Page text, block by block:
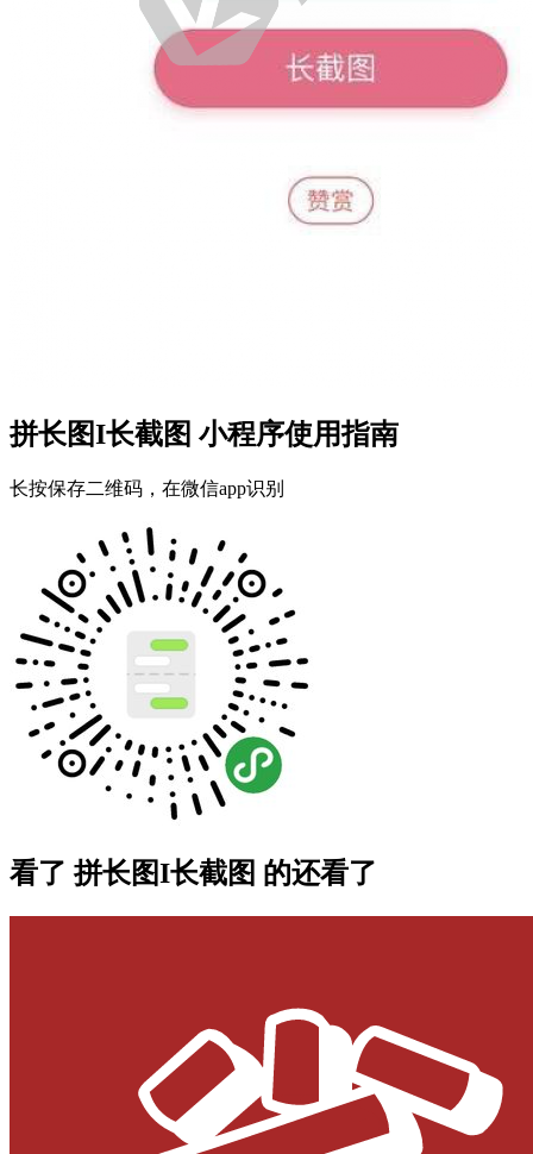
拼长图I长截图 小程序使用指南
长按保存二维码，在微信app识别
看了 拼长图I长截图 的还看了